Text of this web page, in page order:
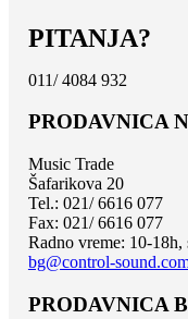
PITANJA?
011/ 4084 932
PRODAVNICA
Music Trade
Šafarikova 20
Tel.: 021/ 6616 077
Fax: 021/ 6616 077
Radno vreme: 10-18h,
bg@control-
PRODAVNICA